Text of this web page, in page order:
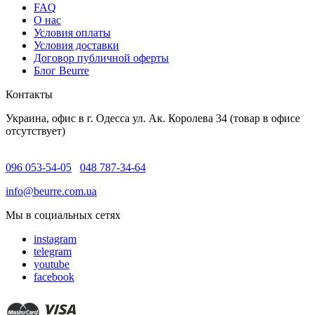
FAQ
O нас
Условия оплаты
Условия доставки
Договор публичной оферты
Блог Beurre
Контакты
Украина, офис в г. Одесса ул. Ак. Королева 34 (товар в офисе
отсутствует)
096 053-54-05
048 787-34-64
info@beurre.com.ua
Мы в социальных сетях
instagram
telegram
youtube
facebook